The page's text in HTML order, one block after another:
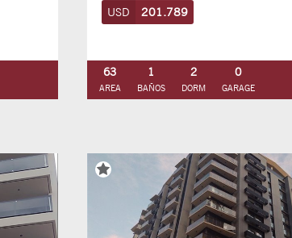
USD 201.789
63
AREA
1
BAÑOS
2
DORM
0
GARAGE